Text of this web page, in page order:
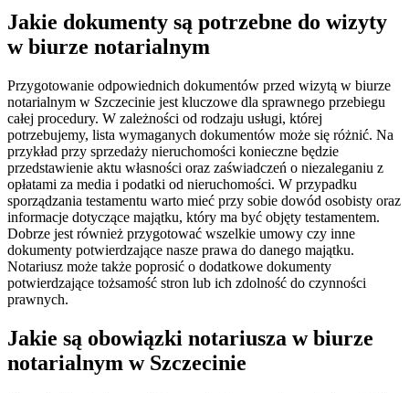
Jakie dokumenty są potrzebne do wizyty
w biurze notarialnym
Przygotowanie odpowiednich dokumentów przed wizytą w biurze
notarialnym w Szczecinie jest kluczowe dla sprawnego przebiegu
całej procedury. W zależności od rodzaju usługi, której
potrzebujemy, lista wymaganych dokumentów może się różnić. Na
przykład przy sprzedaży nieruchomości konieczne będzie
przedstawienie aktu własności oraz zaświadczeń o niezaleganiu z
opłatami za media i podatki od nieruchomości. W przypadku
sporządzania testamentu warto mieć przy sobie dowód osobisty oraz
informacje dotyczące majątku, który ma być objęty testamentem.
Dobrze jest również przygotować wszelkie umowy czy inne
dokumenty potwierdzające nasze prawa do danego majątku.
Notariusz może także poprosić o dodatkowe dokumenty
potwierdzające tożsamość stron lub ich zdolność do czynności
prawnych.
Jakie są obowiązki notariusza w biurze
notarialnym w Szczecinie